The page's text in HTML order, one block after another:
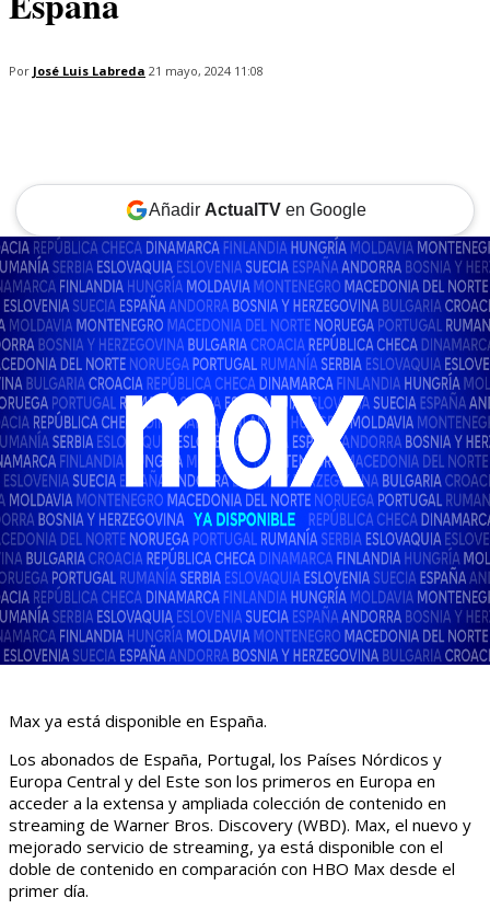
Por José Luis Labreda 21 mayo, 2024 11:08
Añadir ActualTVen Google
Max ya está disponible en España.
Los abonados de España, Portugal, los Países Nórdicos y
Europa Central y del Este son los primeros en Europa en
acceder a la extensa y ampliada colección de contenido en
streaming de Warner Bros. Discovery (WBD). Max, el nuevo y
mejorado servicio de streaming, ya está disponible con el
doble de contenido en comparación con HBO Max desde el
primer día.